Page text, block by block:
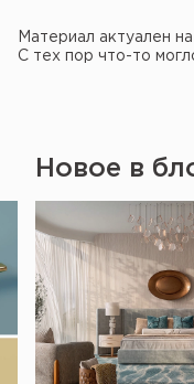
Материал актуален
С тех пор что-то
Новое в